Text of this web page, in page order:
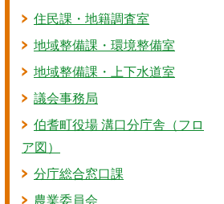
住民課・地籍調査室
地域整備課・環境整備室
地域整備課・上下水道室
議会事務局
伯耆町役場 溝口分庁舎（フロ
ア図）
分庁総合窓口課
農業委員会